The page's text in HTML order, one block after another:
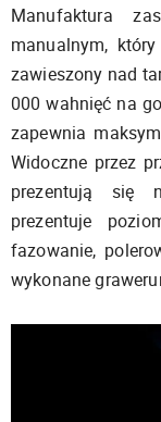
Manufaktura
manualnym,
zawieszony nad
000 wahnięć na
zapewnia
Widoczne przez
prezentują się
prezentuje
fazowanie,
wykonane